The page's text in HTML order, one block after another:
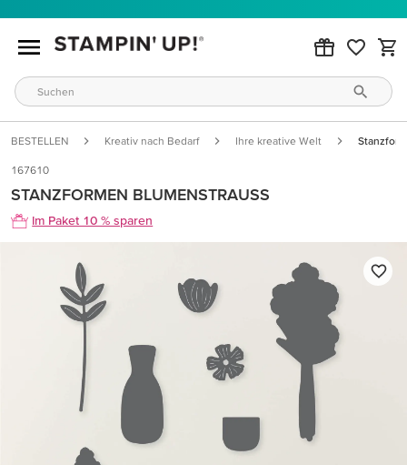
BESTELLEN Kreativ nach Bedarf Ihre kreative Welt
167610
STANZFORMEN BLUMENSTRAUSS
Im Paket 10 % sparen